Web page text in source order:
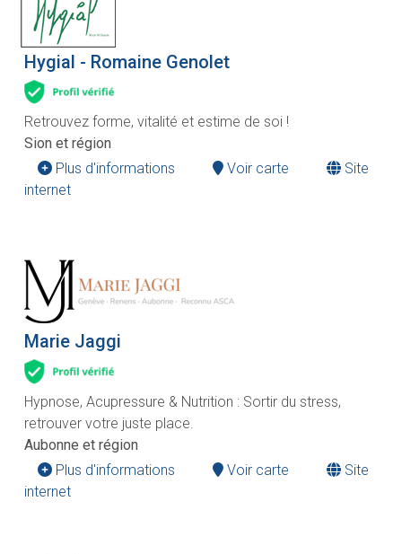
Hygial - Romaine Genolet
Retrouvez forme, vitalité et estime de soi !
Sion et région
Plus d'informations
Voir carte
Site
internet
Marie Jaggi
Hypnose, Acupressure & Nutrition : Sortir du stress,
retrouver votre juste place.
Aubonne et région
Plus d'informations
Voir carte
Site
internet